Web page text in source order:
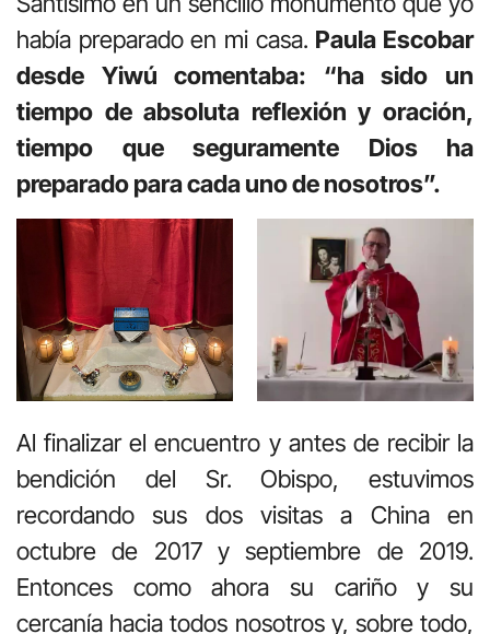
había preparado en mi casa. Paula Escobar
desde Yiwú comentaba: “ha sido un
tiempo de absoluta reflexión y oración,
tiempo que seguramente Dios ha
preparado para cada uno de nosotros”.
Al finalizar el encuentro y antes de recibir la
bendición del Sr. Obispo, estuvimos
recordando sus dos visitas a China en
octubre de 2017 y septiembre de 2019.
Entonces como ahora su cariño y su
cercanía hacia todos nosotros y, sobre todo,